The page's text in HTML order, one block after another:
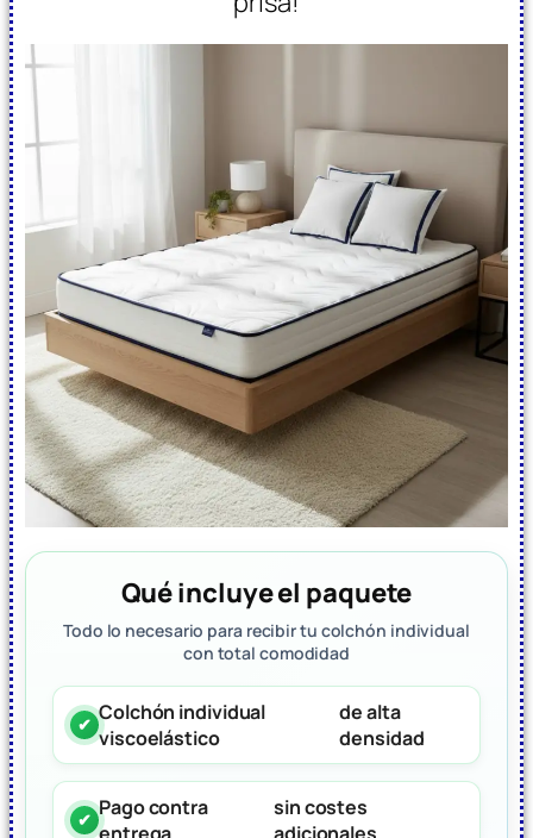
Qué incluye el paquete
Todo lo necesario para recibir tu colchón individual
con total comodidad
Colchón individual
viscoelástico
de alta
densidad
Pago contra
sin costes